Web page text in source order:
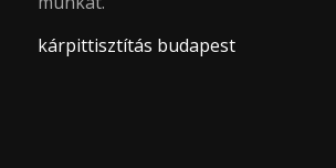
kárpittisztítás budapest